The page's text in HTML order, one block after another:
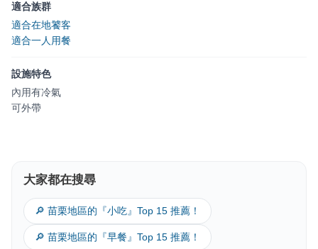
適合族群
適合在地饕客
適合一人用餐
設施特色
內用有冷氣
可外帶
大家都在搜尋
🔎 苗栗地區的『小吃』Top 15 推薦！
🔎 苗栗地區的『早餐』Top 15 推薦！